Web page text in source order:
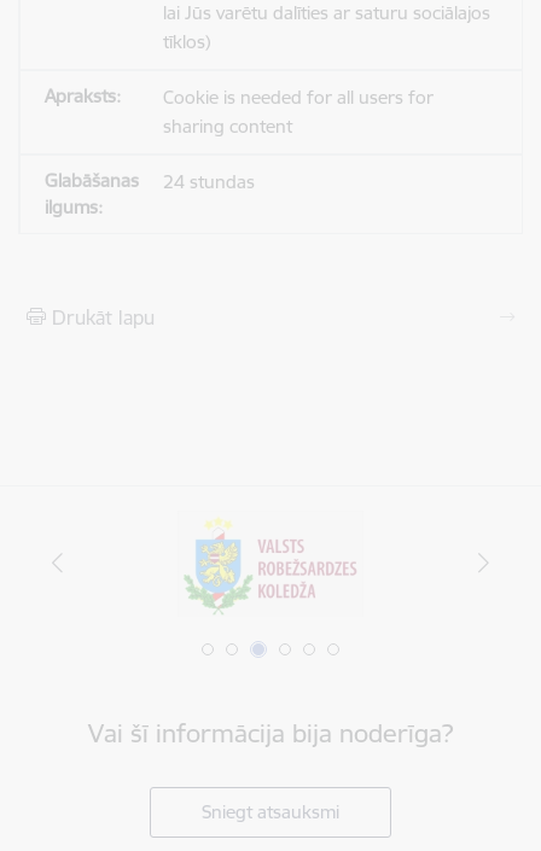
lai Jūs varētu dalīties ar saturu sociālajos
tīklos)
Cookie is needed for all users for
sharing content
24 stundas
Drukāt lapu
Vai šī informācija bija noderīga?
Sniegt atsauksmi